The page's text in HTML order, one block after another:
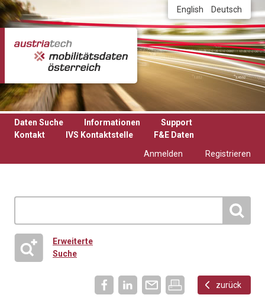
Direkt zum Inhalt English Deutsch
Daten Suche Informationen
Support
Kontakt
IVS Kontaktstelle
F&E Daten
Anmelden
Registrieren
Erweiterte
Suche
zurück